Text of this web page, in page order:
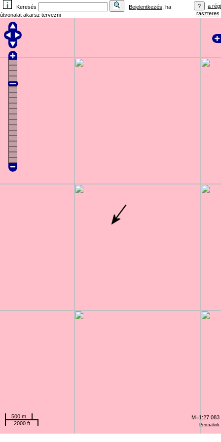
Keresés Bejelentkezés , ha
útvonalat akarsz tervezni
a régi
raszteres
Permalink
500 m
2000 ft
M=1:27 083